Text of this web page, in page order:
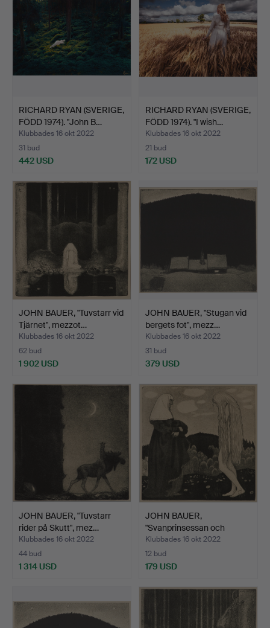
som en grund för sitt skapande var en perfekt ursäkt för
att låta den bre ut sig rejält, konstaterar han nöjt leende.
RICHARD RYAN (SVERIGE,
FÖDD 1974). "John B…
Klubbades 16 okt 2022
31 bud
442 USD
RICHARD RYAN (SVERIGE,
FÖDD 1974). "I wish…
Klubbades 16 okt 2022
21 bud
172 USD
JOHN BAUER, "Tuvstarr vid
Tjärnet", mezzot…
Klubbades 16 okt 2022
62 bud
1 902 USD
JOHN BAUER, "Stugan vid
bergets fot", mezz…
Klubbades 16 okt 2022
31 bud
379 USD
JOHN BAUER, "Tuvstarr
rider på Skutt", mez…
Klubbades 16 okt 2022
44 bud
1 314 USD
JOHN BAUER,
"Svanprinsessan och
hushållers…
Klubbades 16 okt 2022
12 bud
179 USD